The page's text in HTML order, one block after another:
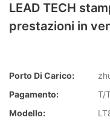
LEAD TECH
prestazioni in
Porto Di Carico:
Pagamento:
T/
Modello: